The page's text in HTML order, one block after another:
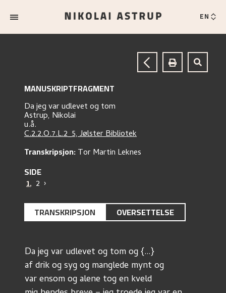
EN
MANUSKRIPTFRAGMENT
Da jeg var udlevet og tom
Astrup, Nikolai
u.å.
C.2.2.O.7.L.2_5, Jølster Bibliotek
Transkripsjon:Tor Martin Leknes
SIDE
1, 2 ›
TRANSKRIPSJON OVERSETTELSE
Da jeg var udlevet og tom og {…}
af drik og syg og manglede mynt og
var ensom og alene tog en kveld